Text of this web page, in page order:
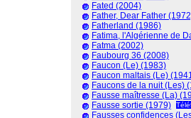
Fated (2004)
Father, Dear Father
Fatherland (1986)
Fatima, l'Algérienne de
Fatma (2002)
Faubourg 36 (2008)
Faucon (Le) (1983)
Faucon maltais (Le)
Faucons de la nuit (Les)
Fausse maîtresse (La)
Fausse sortie (1979)
Fausses confidences